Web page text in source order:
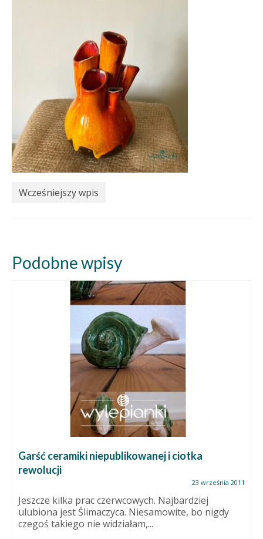
Wcześniejszy wpis
Podobne wpisy
Garść ceramiki niepublikowanej i ciotka
rewolucji
23 września 2011
Jeszcze kilka prac czerwcowych. Najbardziej
ulubiona jest Ślimaczyca. Niesamowite, bo nigdy
czegoś takiego nie widziałam,...